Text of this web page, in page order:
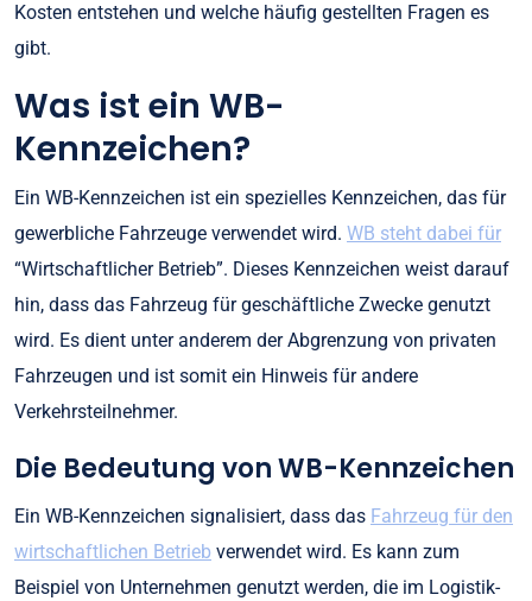
Kosten entstehen und welche häufig gestellten Fragen es
gibt.
Was ist ein WB-
Kennzeichen?
Ein WB-Kennzeichen ist ein spezielles Kennzeichen, das für
gewerbliche Fahrzeuge verwendet wird. WB steht dabei für
“Wirtschaftlicher Betrieb”. Dieses Kennzeichen weist darauf
hin, dass das Fahrzeug für geschäftliche Zwecke genutzt
wird. Es dient unter anderem der Abgrenzung von privaten
Fahrzeugen und ist somit ein Hinweis für andere
Verkehrsteilnehmer.
Die Bedeutung von WB-Kennzeichen
Ein WB-Kennzeichen signalisiert, dass das Fahrzeug für den
wirtschaftlichen Betrieb verwendet wird. Es kann zum
Beispiel von Unternehmen genutzt werden, die im Logistik-